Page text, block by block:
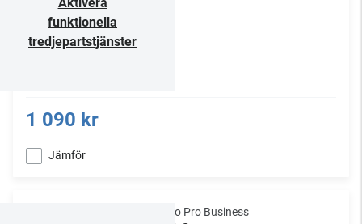
funktionella
tredjepartstjänster
1 090 kr
Jämför
Audio Pro Business